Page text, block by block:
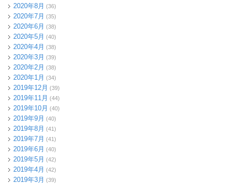
2020年8月 (36)
2020年7月 (35)
2020年6月 (38)
2020年5月 (40)
2020年4月 (38)
2020年3月 (39)
2020年2月 (38)
2020年1月 (34)
2019年12月 (39)
2019年11月 (44)
2019年10月 (40)
2019年9月 (40)
2019年8月 (41)
2019年7月 (41)
2019年6月 (40)
2019年5月 (42)
2019年4月 (42)
2019年3月 (39)